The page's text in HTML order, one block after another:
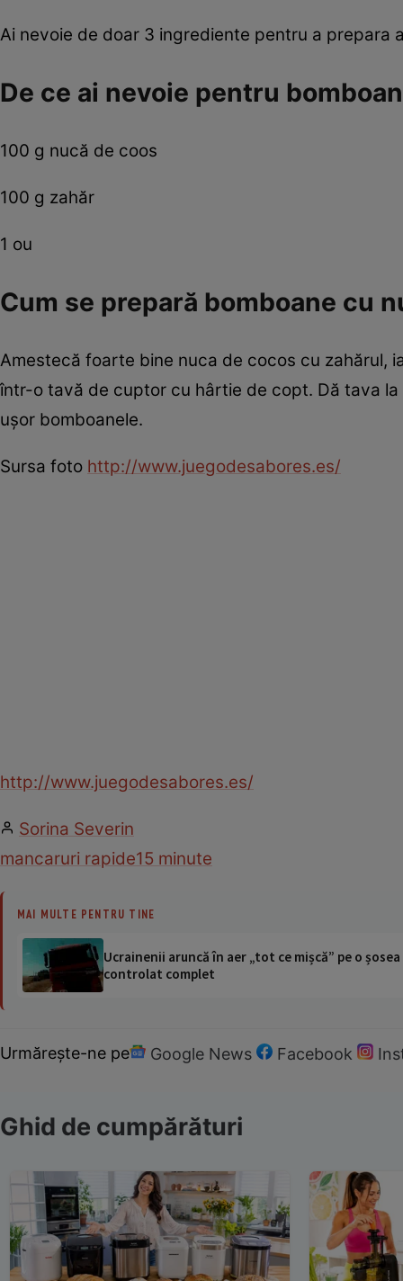
Ai nevoie de doar 3 ingrediente pentru a prepara
De ce ai nevoie pentru
100 g nucă de coos
100 g zahăr
1 ou
Cum se prepară bomboane cu
Amestecă foarte bine nuca de cocos cu zahărul,
într-o tavă de cuptor cu hârtie de copt. Dă tava
uşor bomboanele.
Sursa foto http://www.juegodesabores.es/
http://www.juegodesabores.es/
Sorina Severin
mancaruri rapide15 minute
MAI MULTE PENTRU TINE
Ucrainenii aruncă în aer „tot ce mișcă” pe o
controlat complet
Urmărește-ne pe Google News Facebook
Ghid de cumpărături